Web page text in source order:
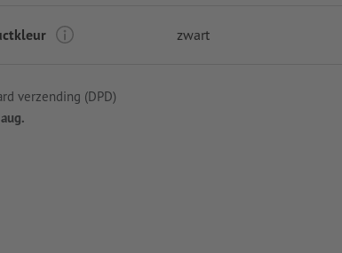
zwart
verzending (DPD)